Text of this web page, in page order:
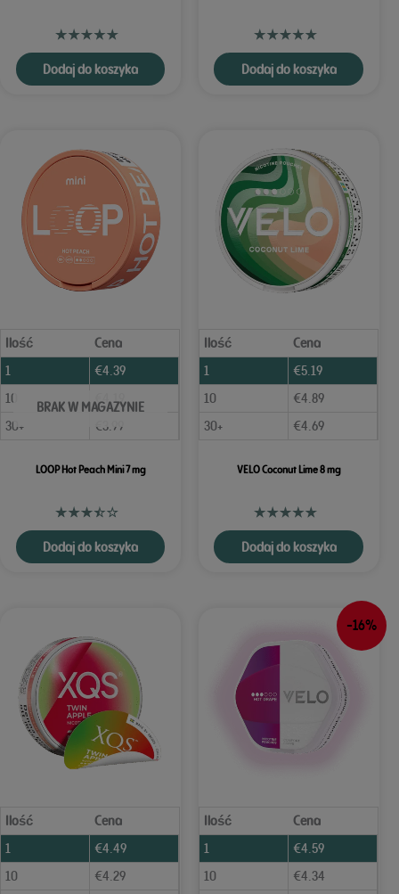
Dodaj do koszyka Dodaj do koszyka
Ilość
Cena
1
€4.39
10
€4.19
30+
€3.99
BRAK W MAGAZYNIE
LOOP Hot Peach Mini 7 mg
Dodaj do koszyka
Ilość
Cena
1
€5.19
10
€4.89
30+
€4.69
VELO Coconut Lime 8 mg
Dodaj do koszyka
Ilość
Cena
1
€4.49
10
€4.29
-16%
Ilość
Cena
1
€4.59
10
€4.34